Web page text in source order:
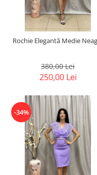
Rochie Elegantă Medie
380,00 Lei
250,00 Lei
-34%